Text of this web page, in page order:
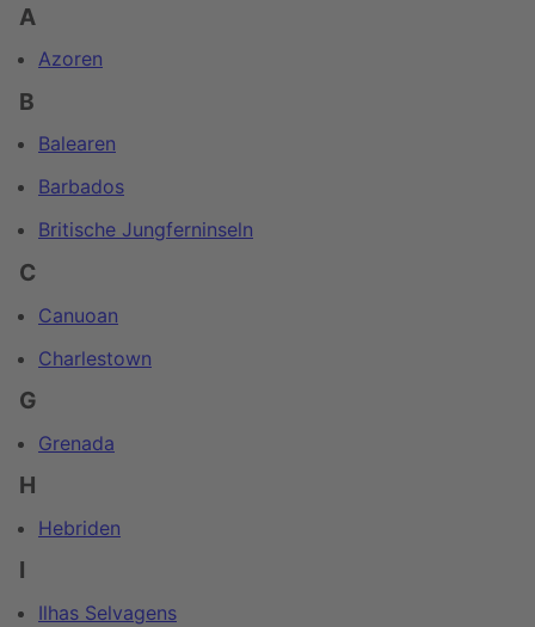
A
Azoren
B
Balearen
Barbados
Britische Jungferninseln
C
Canuoan
Charlestown
G
Grenada
H
Hebriden
I
Ilhas Selvagens